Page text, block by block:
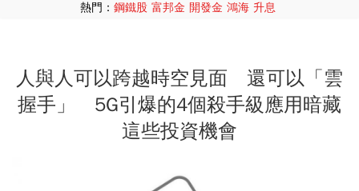
熱門： 鋼鐵股 富邦金 開發金 鴻海 升息
人與人可以跨越時空見面 還可以「雲
握手」 5G引爆的4個殺手級應用暗藏
這些投資機會